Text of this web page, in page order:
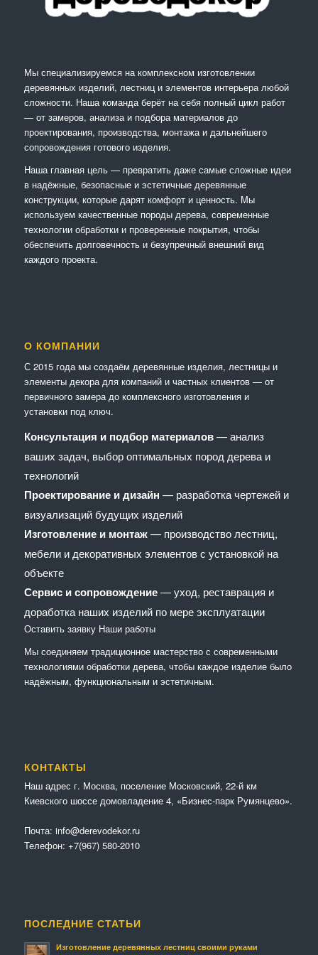
Мы специализируемся на комплексном изготовлении
деревянных изделий, лестниц и элементов интерьера любой
сложности. Наша команда берёт на себя полный цикл работ
— от замеров, анализа и подбора материалов до
проектирования, производства, монтажа и дальнейшего
сопровождения готового изделия.
Наша главная цель — превратить даже самые сложные идеи
в надёжные, безопасные и эстетичные деревянные
конструкции, которые дарят комфорт и ценность. Мы
используем качественные породы дерева, современные
технологии обработки и проверенные покрытия, чтобы
обеспечить долговечность и безупречный внешний вид
каждого проекта.
О КОМПАНИИ
С 2015 года мы создаём деревянные изделия, лестницы и
элементы декора для компаний и частных клиентов — от
первичного замера до комплексного изготовления и
установки под ключ.
Консультация и подбор материалов— анализ
ваших задач, выбор оптимальных пород дерева и
технологий
Проектирование и дизайн — разработка чертежей и
визуализаций будущих изделий
Изготовление и монтаж— производство лестниц,
мебели и декоративных элементов с установкой на
объекте
Сервис и сопровождение— уход, реставрация и
доработка наших изделий по мере эксплуатации
Оставить заявку Наши работы
Мы соединяем традиционное мастерство с современными
технологиями обработки дерева, чтобы каждое изделие было
надёжным, функциональным и эстетичным.
КОНТАКТЫ
Наш адрес г. Москва, поселение Московский, 22-й км
Киевского шоссе домовладение 4, «Бизнес-парк Румянцево».
Почта: info@derevodekor.ru
Телефон: +7(967) 580-2010
ПОСЛЕДНИЕ СТАТЬИ
Изготовление деревянных лестниц своими руками